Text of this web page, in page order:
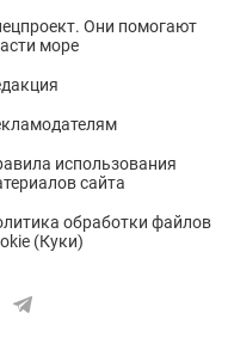
Они помогают
море
использования
сайта
обработки файлов
(Куки)